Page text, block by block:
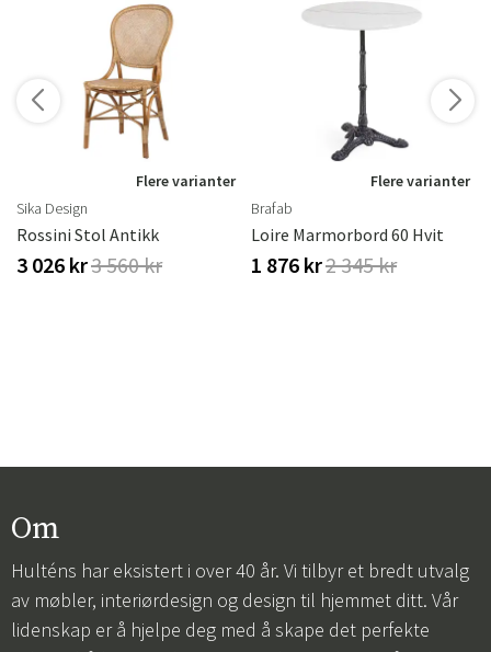
Flere varianter
Sika Design
Rossini Stol Antikk
3 026 kr3 560 kr
Flere varianter
Brafab
Loire Marmorbord 60 Hvit
1 876 kr2 345 kr
Om
Hulténs har eksistert i over 40 år. Vi tilbyr et bredt utvalg
av møbler, interiørdesign og design til hjemmet ditt. Vår
lidenskap er å hjelpe deg med å skape det perfekte